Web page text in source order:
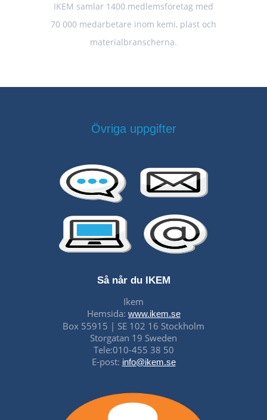
IKEM samlar 1400 medlemsföretag med
70 000 medarbetare inom kemi, plast och
materialbranscherna.
Övriga uppgifter
Så når du IKEM
Ikem
Hemsida: www.ikem.se
Box 55915 | SE 102 16 Stockholm
Storgatan 19 Sweden
Tele:010-455 38 50
E-post: info@ikem.se